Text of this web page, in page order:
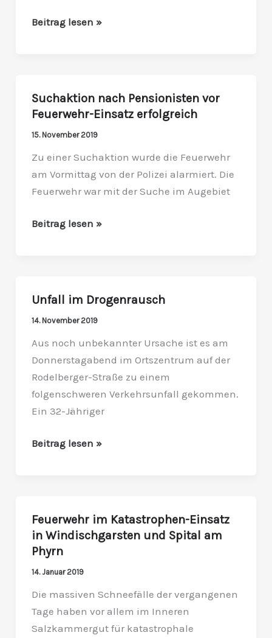
Beitrag lesen »
Suchaktion nach Pensionisten vor
Feuerwehr-Einsatz erfolgreich
15. November 2019
Zu einer Suchaktion wurde die Feuerwehr
am Vormittag von der Polizei alarmiert. Die
Feuerwehr war mit der Suche im Augebiet
Suchaktion
nach
Pensionisten
Beitrag lesen »
Unfall im Drogenrausch
14. November 2019
Aus noch unbekannter Ursache ist es am
Donnerstagabend im Ortszentrum auf der
Rodelberger-Straße zu einem
folgenschweren Verkehrsunfall gekommen.
Ein 32-Jähriger
Unfall
im
Beitrag lesen »
Feuerwehr im Katastrophen-Einsatz
in Windischgarsten und Spital am
Phyrn
14. Januar 2019
Die massiven Schneefälle der vergangenen
Tage haben vor allem im Inneren
Salzkammergut für katastrophale
Feuerwehr
im
Katastrophen-
Einsatz